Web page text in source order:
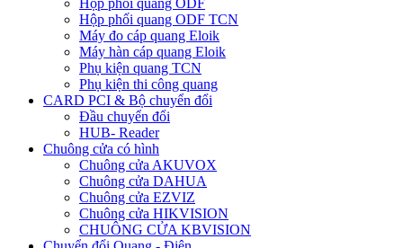
Hộp phối quang ODF TCN
Máy đo cáp quang Eloik
Máy hàn cáp quang Eloik
Phụ kiện quang TCN
Phụ kiện thi công quang
CARD PCI & Bộ chuyển đổi
Đầu chuyển đổi
HUB- Reader
Chuông cửa có hình
Chuông cửa AKUVOX
Chuông cửa DAHUA
Chuông cửa EZVIZ
Chuông cửa HIKVISION
CHUÔNG CỬA KBVISION